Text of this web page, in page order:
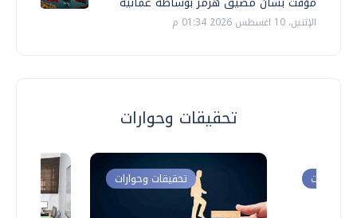
الإثنين، 10 اغسطس 2026 01:34 م
تحقيقات وحوارات
تحقيقات وحوارات وحوارات